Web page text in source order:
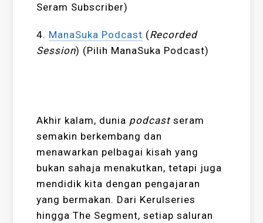
Seram Subscriber)
4. ManaSuka Podcast (Recorded
Session) (Pilih ManaSuka Podcast)
Akhir kalam, dunia podcast seram
semakin berkembang dan
menawarkan pelbagai kisah yang
bukan sahaja menakutkan, tetapi juga
mendidik kita dengan pengajaran
yang bermakan. Dari Kerulseries
hingga The Segment, setiap saluran